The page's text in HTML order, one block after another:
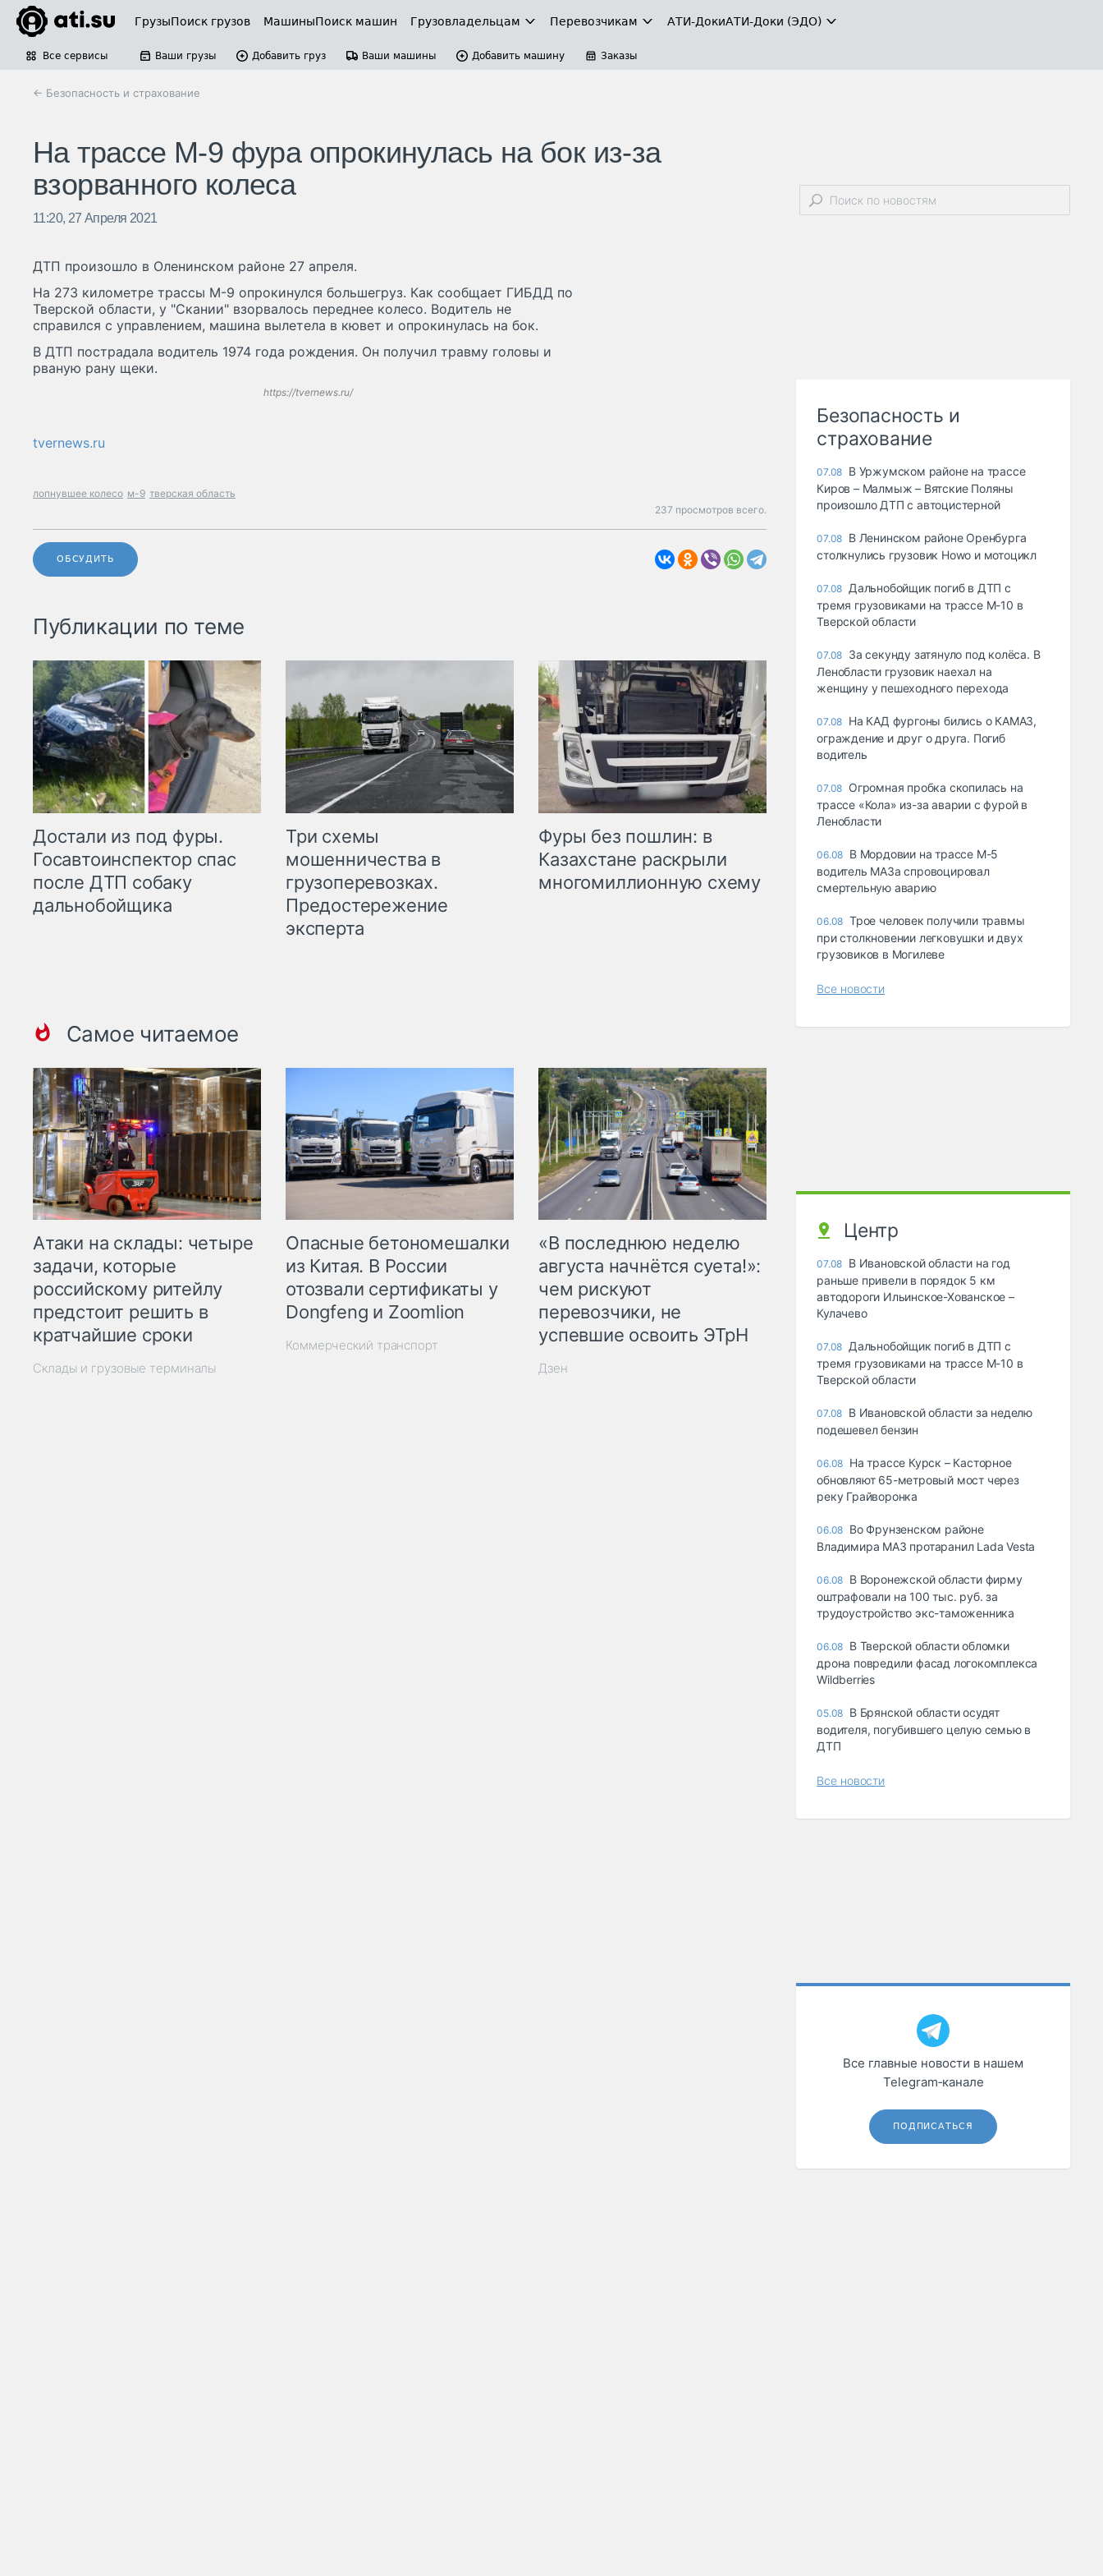
ГрузыПоиск грузов МашиныПоиск машин Грузовладельцам Перевозчикам АТИ-ДокиАТИ-Доки (ЭДО)
Все сервисы Ваши грузы Добавить груз Ваши машины Добавить машину Заказы
← Безопасность и страхование
На трассе М-9 фура опрокинулась на бок из-за
взорванного колеса
11:20, 27 Апреля 2021
ДТП произошло в Оленинском районе 27 апреля.
На 273 километре трассы М-9 опрокинулся большегруз. Как сообщает ГИБДД по
Тверской области, у "Скании" взорвалось переднее колесо. Водитель не
справился с управлением, машина вылетела в кювет и опрокинулась на бок.
В ДТП пострадала водитель 1974 года рождения. Он получил травму головы и
рваную рану щеки.
https://tvernews.ru/
tvernews.ru
лопнувшее колесо м-9 тверская область
237 просмотров всего.
ОБСУДИТЬ
Публикации по теме
Достали из под фуры.
Госавтоинспектор спас
после ДТП собаку
дальнобойщика
Три схемы
мошенничества в
грузоперевозках.
Предостережение
эксперта
Фуры без пошлин: в
Казахстане раскрыли
многомиллионную схему
Самое читаемое
Атаки на склады: четыре
задачи, которые
российскому ритейлу
предстоит решить в
кратчайшие сроки
Склады и грузовые терминалы
Опасные бетономешалки
из Китая. В России
отозвали сертификаты у
Dongfeng и Zoomlion
Коммерческий транспорт
«В последнюю неделю
августа начнётся суета!»:
чем рискуют
перевозчики, не
успевшие освоить ЭТрН
Дзен
Безопасность и
страхование
07.08 В Уржумском районе на трассе
Киров – Малмыж – Вятские Поляны
произошло ДТП с автоцистерной
07.08 В Ленинском районе Оренбурга
столкнулись грузовик Howo и мотоцикл
07.08 Дальнобойщик погиб в ДТП с
тремя грузовиками на трассе М-10 в
Тверской области
07.08 За секунду затянуло под колёса. В
Ленобласти грузовик наехал на
женщину у пешеходного перехода
07.08 На КАД фургоны бились о КАМАЗ,
ограждение и друг о друга. Погиб
водитель
07.08 Огромная пробка скопилась на
трассе «Кола» из-за аварии с фурой в
Ленобласти
06.08 В Мордовии на трассе М-5
водитель МАЗа спровоцировал
смертельную аварию
06.08 Трое человек получили травмы
при столкновении легковушки и двух
грузовиков в Могилеве
Все новости
Центр
07.08 В Ивановской области на год
раньше привели в порядок 5 км
автодороги Ильинское-Хованское –
Кулачево
07.08 Дальнобойщик погиб в ДТП с
тремя грузовиками на трассе М-10 в
Тверской области
07.08 В Ивановской области за неделю
подешевел бензин
06.08 На трассе Курск – Касторное
обновляют 65-метровый мост через
реку Грайворонка
06.08 Во Фрунзенском районе
Владимира МАЗ протаранил Lada Vesta
06.08 В Воронежской области фирму
оштрафовали на 100 тыс. руб. за
трудоустройство экс-таможенника
06.08 В Тверской области обломки
дрона повредили фасад логокомплекса
Wildberries
05.08 В Брянской области осудят
водителя, погубившего целую семью в
ДТП
Все новости
Все главные новости в нашем
Telegram‑канале
ПОДПИСАТЬСЯ